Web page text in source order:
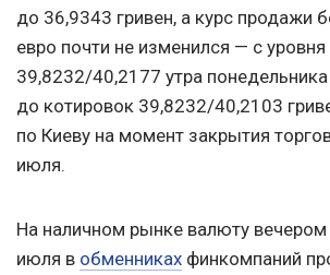
до 36,9343 гривен, а курс продажи
евро почти не изменился — с уровня
39,8232/40,2177 утра
до котировок 39,8232/40,2103
по Киеву на момент закрытия
июля.
На наличном рынке валюту вечером
июля в обменниках финкомпаний